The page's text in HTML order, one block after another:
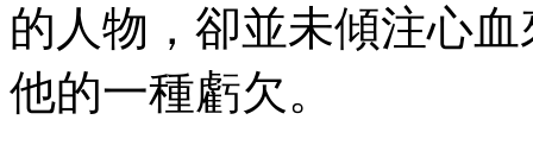
的人物，卻並未傾注心
他的一種虧欠。